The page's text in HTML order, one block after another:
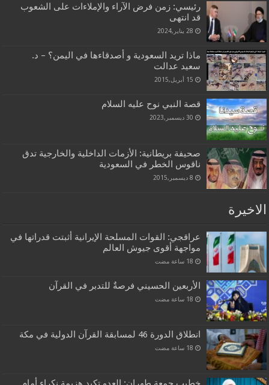
رئيسي: زمن فرض الآراء والإملاءات على الشعوب
قد انتهى
28 يناير,2024
ماذا تريد السعودية و أصدقاءها في اليمن؟ – د.
سعيد عدالت
15 أبريل,2015
قصة النبي نوح عليه السلام
30 ديسمبر,2023
صحيفة بريطانية: الأزمات الداخلية والخارجية تدق
ناقوس الخطر في السعودية
8 ديسمبر,2015
الاخيرة
عراقجي: القوات المسلحة الإيرانية أثبتت قدراتها في
مواجهة أقوى جيوش العالم
الأربعين الحسيني فرصةٌ للتدبر في القرآن
انطلاق الدورة 46 لمسابقة القرآن الدولية في مكة